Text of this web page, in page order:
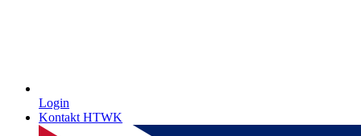
Login
Kontakt HTWK